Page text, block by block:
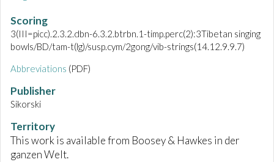
Scoring
3(III=picc).2.3.2.dbn-6.3.2.btrbn.1-timp.perc(2):3Tibetan singing
bowls/BD/tam-t(lg)/susp.cym/2gong/vib-strings(14.12.9.9.7)
Abbreviations (PDF)
Publisher
Sikorski
Territory
This work is available from Boosey & Hawkes in der
ganzen Welt.